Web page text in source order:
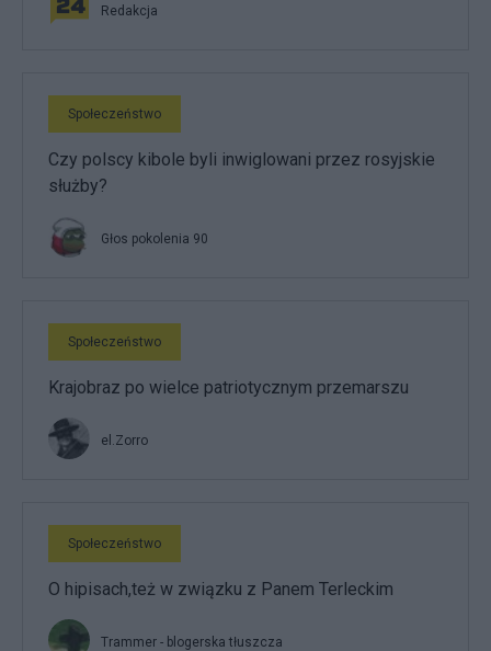
Redakcja
Społeczeństwo
Czy polscy kibole byli inwiglowani przez rosyjskie
służby?
Głos pokolenia 90
Społeczeństwo
Krajobraz po wielce patriotycznym przemarszu
el.Zorro
Społeczeństwo
O hipisach,też w związku z Panem Terleckim
Trammer - blogerska tłuszcza